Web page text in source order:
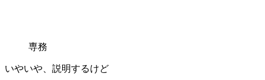
専務
いやいや、説明するけど